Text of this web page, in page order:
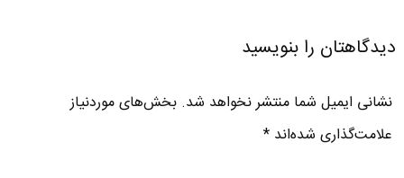
دیدگاهتان را بنویسید
نشانی ایمیل شما منتشر نخواهد شد. بخش‌های موردنیاز
علامت‌گذاری شده‌اند*